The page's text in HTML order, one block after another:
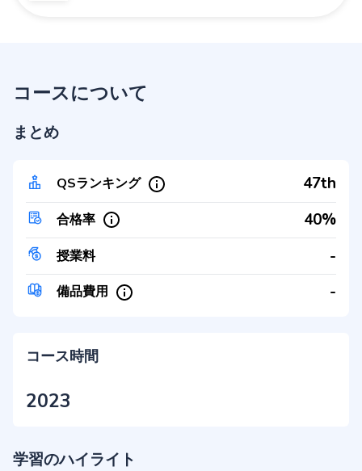
コースについて
まとめ
QSランキング 47th
合格率 40%
授業料 -
備品費用 -
コース時間
2023
学習のハイライト